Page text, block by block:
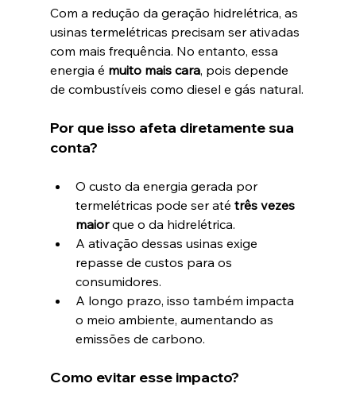
Com a redução da geração hidrelétrica, as
usinas termelétricas precisam ser ativadas
com mais frequência. No entanto, essa
energia é muito mais cara, pois depende
de combustíveis como diesel e gás natural.
Por que isso afeta diretamente sua
conta?
O custo da energia gerada por
termelétricas pode ser até três vezes
maior que o da hidrelétrica.
A ativação dessas usinas exige
repasse de custos para os
consumidores.
A longo prazo, isso também impacta
o meio ambiente, aumentando as
emissões de carbono.
Como evitar esse impacto?